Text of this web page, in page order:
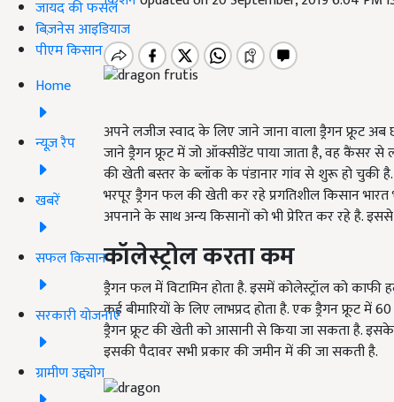
जायद की फसल
बिज़नेस आइडियाज
पीएम किसान
Home
न्यूज़ रैप
खबरें
सफल किसान
सरकारी योजनाएं
ग्रामीण उद्द्योग
अपने लजीज स्वाद के लिए जाने जाना वाला ड्रैगन फ्रूट
जाने ड्रैगन फ्रूट में जो ऑक्सीडेंट पाया जाता है, वह कैंसर से
की खेती बस्तर के ब्लॉक के पंडानार गांव से शुरू हो चुकी
भरपूर ड्रैगन फल की खेती कर रहे प्रगतिशील किसान
अपनाने के साथ अन्य किसानों को भी प्रेरित कर रहे है.
कॉलेस्ट्रोल करता कम
ड्रैगन फल में विटामिन होता है. इसमें कोलेस्ट्रॉल को
कई बीमारियों के लिए लाभप्रद होता है. एक ड्रैगन फ्रूट में
ड्रैगन फ्रूट की खेती को आसानी से किया जा सकता है.
इसकी पैदावर सभी प्रकार की जमीन में की जा सकती है.